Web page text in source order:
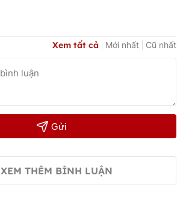
Xem tất cả Mới nhất Cũ nhất
Gửi
XEM THÊM BÌNH LUẬN